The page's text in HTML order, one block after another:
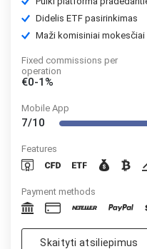
Didelis ETF pasirinkimas
Maži komisiniai mokesčiai
Fixed commissions per
operation
€0-1%
Mobile App
7/10
Features
Payment methods
Skaityti atsiliepimus